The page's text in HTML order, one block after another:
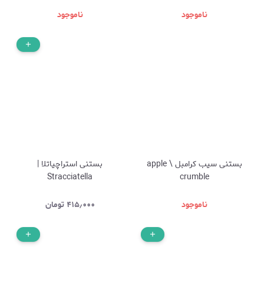
ناموجود ناموجود
بستنی سیب کرامبل \ apple
crumble
ناموجود
بستنی استراچیاتلا |
Stracciatella
۴۱۵٫۰۰۰ تومان